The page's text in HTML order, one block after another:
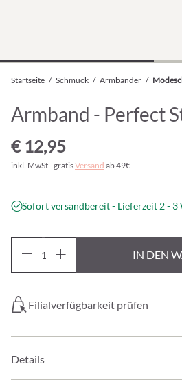
Startseite / Schmuck / Armbänder /
Armband - Perfect
€ 12,95
inkl. MwSt - gratisVersand ab 49€
Sofort versandbereit - Lieferzeit 2 - 3
IN DEN
Filialverfügbarkeit prüfen
Details